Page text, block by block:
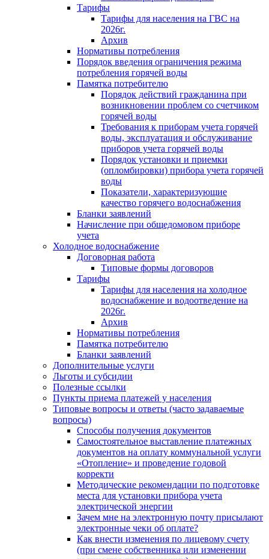
Тарифы
Тарифы для населения на ГВС на
2026г.
Архив
Нормативы потребления
Порядок введения ограничения режима
потребления горячей воды
Памятка потребителю
Порядок действий гражданина при
возникновении проблем со счетчиком
горячей воды
Требования к приборам учета горячей
воды, эксплуатация и обслуживание
приборов учета горячей воды
Порядок установки и приемки
(опломбировки) прибора учета горячей
воды
Показатели, характеризующие
качество горячего водоснабжения
Бланки заявлений
Начисление при общедомовом приборе
учета
Холодное водоснабжение
Договорная работа
Типовые формы договоров
Тарифы
Тарифы для населения на холодное
водоснабжение и водоотведение на
2026г.
Архив
Нормативы потребления
Памятка потребителю
Бланки заявлений
Дополнительные услуги
Льготы и субсидии
Полезные ссылки
Пункты приема платежей у населения
Типовые вопросы и ответы (часто задаваемые
вопросы)
Способы получения документов
Самостоятельное выставление платежных
документов на оплату коммунальной услуги
«Отопление» и проведение годовой
корректи
Методические рекомендации по подготовке
места для установки прибора учета
электрической энергии
Зачем мне на электронную почту присылают
электронные чеки об оплате?
Как внести изменения по лицевому счету
(при смене собственника или изменении